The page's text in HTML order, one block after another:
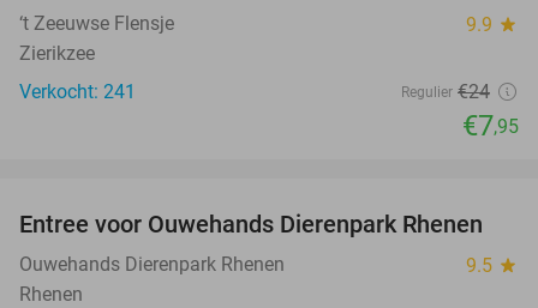
‘t Zeeuwse Flensje 9.9 star
Zierikzee
Verkocht: 241
Regulier €24
€7,95
19%
Entree voor Ouwehands Dierenpark Rhenen
Ouwehands Dierenpark Rhenen 9.5 star
Rhenen